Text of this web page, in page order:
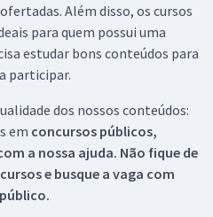
Além disso, os cursos
para quem possui uma
estudar bons conteúdos para
participar.
dos nossos conteúdos:
em concursos públicos,
a nossa ajuda. Não fique de
e busque a vaga com